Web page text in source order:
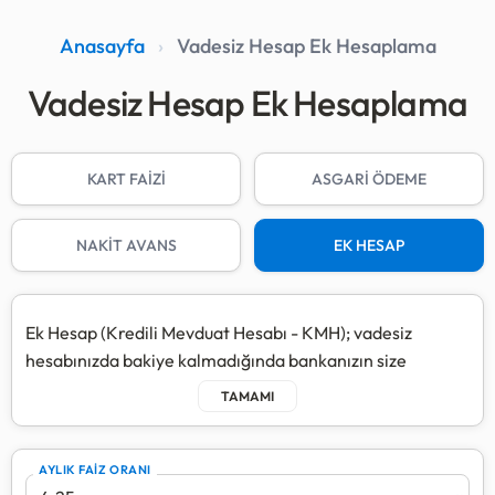
Anasayfa › Vadesiz Hesap Ek Hesaplama
Vadesiz Hesap Ek Hesaplama
KART FAİZİ ASGARİ ÖDEME
NAKİT AVANS EK HESAP
Ek Hesap (Kredili Mevduat Hesabı - KMH); vadesiz
hesabınızda bakiye kalmadığında bankanızın size
tanımladığı limit dahilinde harcama yapmanızı sağlayan
Ek hesap faizi, sadece kullandığınız tutar ve kullandığınız
gün sayısı üzerinden günlük olarak hesaplanır. Borcun
AYLIK FAİZ ORANI